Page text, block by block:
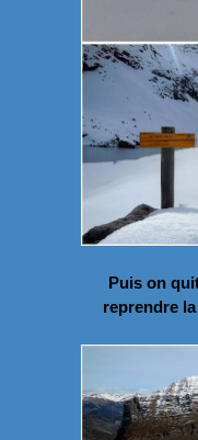
Puis on
reprendre